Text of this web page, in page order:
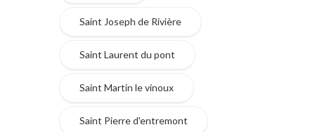
Saint Joseph de Rivière
Saint Laurent du pont
Saint Martin le vinoux
Saint Pierre d'entremont